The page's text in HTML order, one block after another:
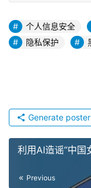
个人信息安全
隐私保护
Generate poster
利用AI造谣“中国
Previous